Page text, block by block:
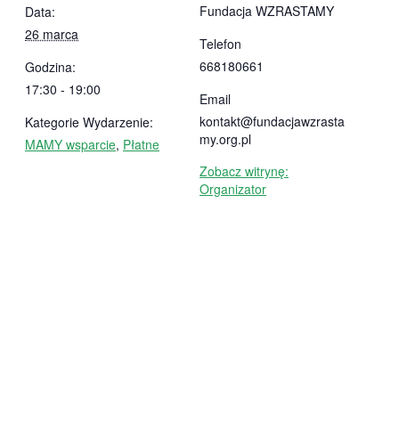
Data:
26 marca
Godzina:
17:30 - 19:00
Kategorie Wydarzenie:
MAMY wsparcie, Płatne
Fundacja WZRASTAMY
Telefon
668180661
Email
kontakt@fundacjawzrasta
my.org.pl
Zobacz witrynę:
Organizator